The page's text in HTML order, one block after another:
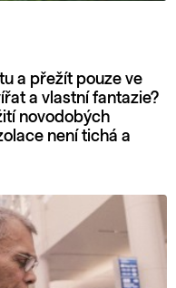
a přežít pouze ve
a vlastní fantazie?
novodobých
není tichá a